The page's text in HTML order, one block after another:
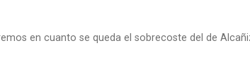
en cuanto se queda el sobrecoste del de